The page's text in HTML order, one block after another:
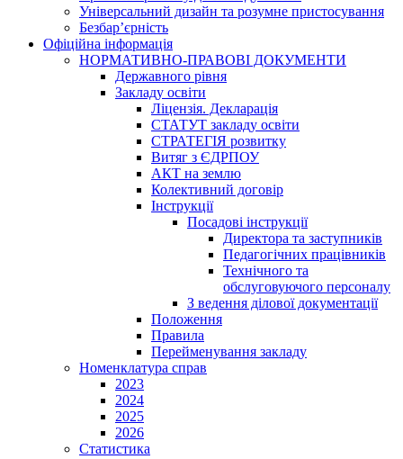
Універсальний дизайн та розумне пристосування
Безбар’єрність
Офіційна інформація
НОРМАТИВНО-ПРАВОВІ ДОКУМЕНТИ
Державного рівня
Закладу освіти
Ліцензія. Декларація
СТАТУТ закладу освіти
СТРАТЕГІЯ розвитку
Витяг з ЄДРПОУ
АКТ на землю
Колективний договір
Інструкції
Посадові інструкції
Директора та заступників
Педагогічних працівників
Технічного та
обслуговуючого персоналу
З ведення ділової документації
Положення
Правила
Перейменування закладу
Номенклатура справ
2023
2024
2025
2026
Статистика